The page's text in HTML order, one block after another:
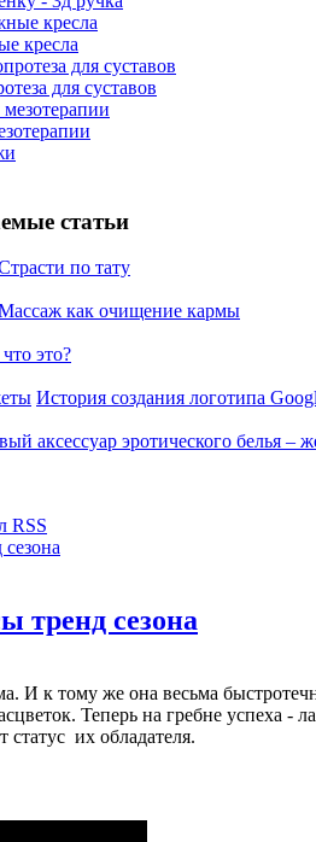
кресла
для суставов
статьи
по тату
как очищение кармы
это?
История создания логотипа
аксессуар эротического белья –
RSS
тренд сезона
. И к тому же она весьма
. Теперь на гребне успеха -
статус их обладателя.